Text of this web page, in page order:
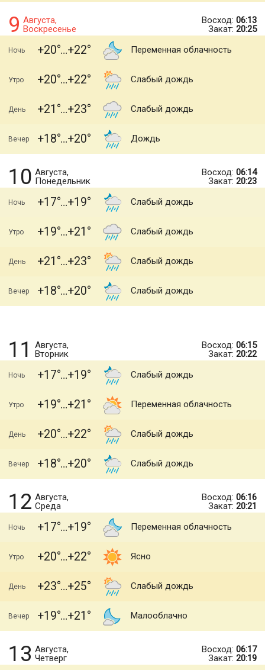
9 Августа,
Воскресенье
Восход: 06:13
Закат: 20:25
Ночь +20 +22 Переменная облачность
Утро +20 +22 Слабый дождь
День +21 +23 Слабый дождь
Вечер +18 +20 Дождь
10 Августа,
Понедельник
Восход: 06:14
Закат: 20:23
Ночь +17 +19 Слабый дождь
Утро +19 +21 Слабый дождь
День +21 +23 Слабый дождь
Вечер +18 +20 Слабый дождь
11
Августа,
Вторник
Восход: 06:15
Закат: 20:22
Ночь +17 +19 Слабый дождь
Утро +19 +21 Переменная облачность
День +20 +22 Слабый дождь
Вечер +18 +20 Слабый дождь
12 Августа,
Среда
Восход: 06:16
Закат: 20:21
Ночь +17 +19 Переменная облачность
Утро +20 +22 Ясно
День +23 +25 Слабый дождь
Вечер +19 +21 Малооблачно
13 Августа,
Четверг
Восход: 06:17
Закат: 20:19